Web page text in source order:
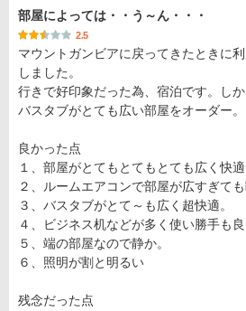
部屋によっては・・う～ん・・・
2.5
マウントガンビアに戻ってきたときに利
しました。
行きで好印象だった為、宿泊です。しか
バスタブがとても広い部屋をオーダー。
良かった点
１、部屋がとてもとてもとても広く快適
２、ルームエアコンで部屋が広すぎて
３、バスタブがとて～も広く超快適。
４、ビジネス机などが多く使い勝手も良
５、端の部屋なので静か。
６、照明が割と明るい
残念だった点